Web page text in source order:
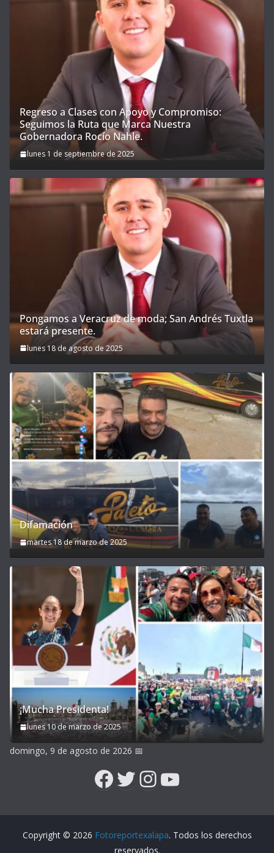
Regreso a Clases con Apoyo y Compromiso:
Seguimos la Ruta que Marca Nuestra
Gobernadora Rocío Nahle.
lunes 1 de septiembre de 2025
Pongamos a Veracruz de moda; San Andrés Tuxtla
estará presente.
lunes 18 de agosto de 2025
Difamación
martes 18 de marzo de 2025
¡Mucha Presidenta!
lunes 10 de marzo de 2025
domingo, 9 de agosto de 2026 📅
Facebook
Twitter
Instagram
YouTube
Copyright © 2026 Fotoreportexalapa. Todos los derechos
reservados.